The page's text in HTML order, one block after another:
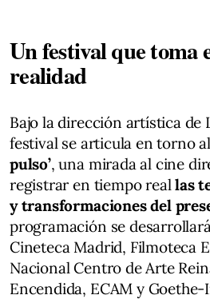
Un festival que toma
realidad
Bajo la dirección artística de
festival se articula en torno
pulso’, una mirada al cine
registrar en tiempo reallas
y transformaciones del
programación se
Cineteca Madrid, Filmoteca
Nacional Centro de Arte
Encendida, ECAM y